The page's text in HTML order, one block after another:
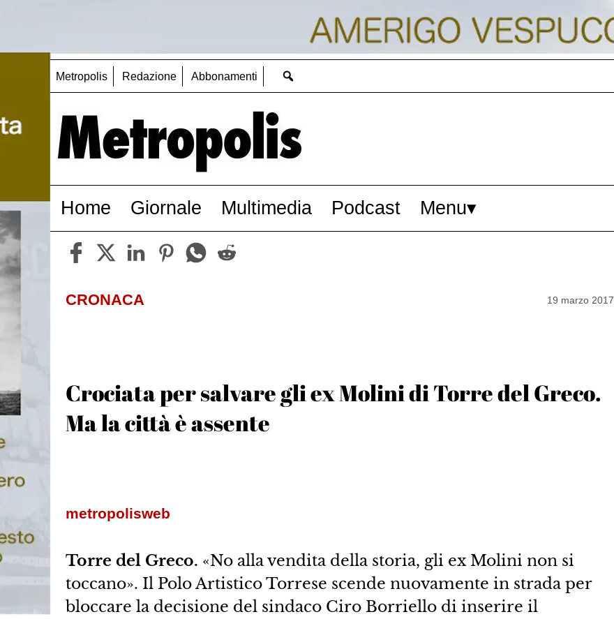
Metropolis Redazione Abbonamenti
Home Giornale Multimedia Podcast Menu
CRONACA 19 marzo 2017
Crociata per salvare gli ex Molini di Torre del Greco.
Ma la città è assente
metropolisweb
Torre del Greco. «No alla vendita della storia, gli ex Molini non si
toccano». Il Polo Artistico Torrese scende nuovamente in strada per
bloccare la decisione del sindaco Ciro Borriello di inserire il